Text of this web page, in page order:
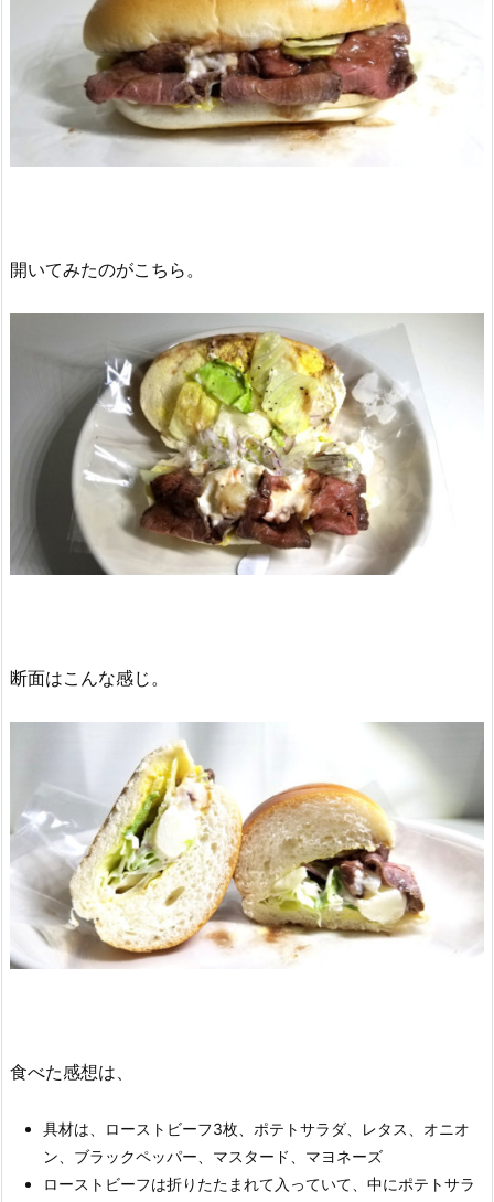
開いてみたのがこちら。
断面はこんな感じ。
食べた感想は、
具材は、ローストビーフ3枚、ポテトサラダ、レタス、オニオ
ン、ブラックペッパー、マスタード、マヨネーズ
ローストビーフは折りたたまれて入っていて、中にポテトサラ